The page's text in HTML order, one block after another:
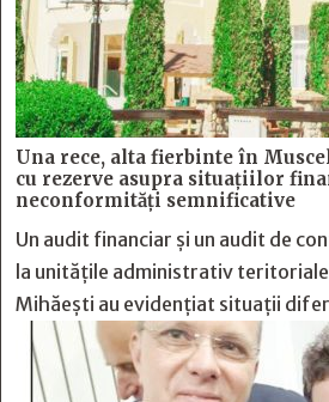
Una rece, alta fierbinte în
cu rezerve asupra situaţiilor
neconformităţi semnificative
Un audit financiar și un audit de
la unitățile administrativ
Mihăești au evidențiat situații